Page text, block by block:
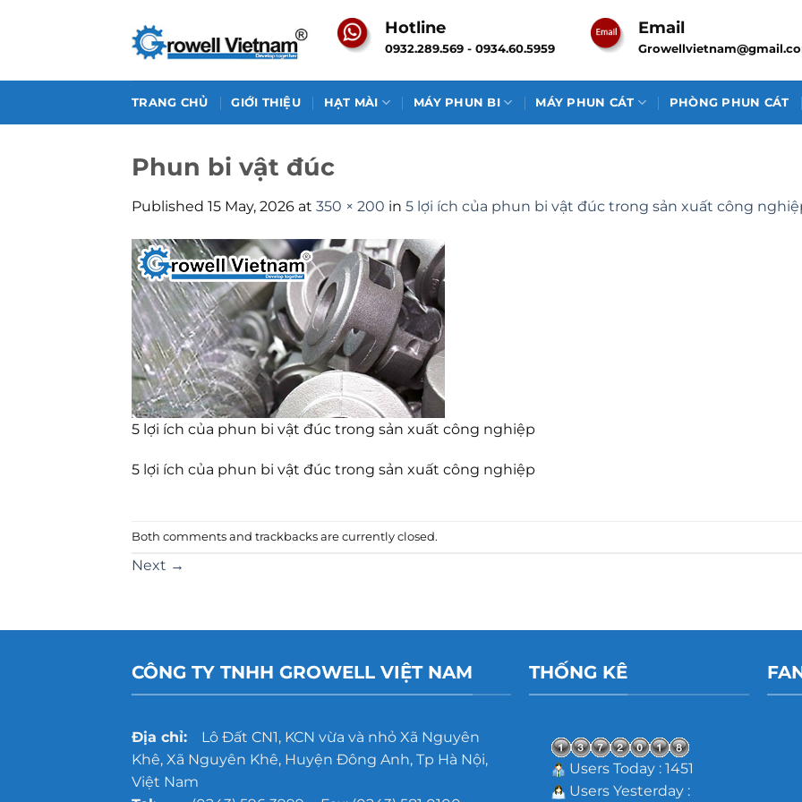
Hotline
0932.289.569 - 0934.60.5959
Email
TRANG CHỦ GIỚI THIỆU HẠT MÀI MÁY PHUN BI MÁY PHUN CÁT PHÒNG PHUN CÁT
Phun bi vật đúc
Published 15 May, 2026 at 350 × 200 in 5 lợi ích của phun bi vật đúc trong sản xuất công
5 lợi ích của phun bi vật đúc trong sản xuất công nghiệp
5 lợi ích của phun bi vật đúc trong sản xuất công nghiệp
Both comments and trackbacks are currently closed.
Next →
CÔNG TY TNHH GROWELL VIỆT NAM
Địa chỉ:Lô Đất CN1, KCN vừa và nhỏ Xã Nguyên
Khê, Xã Nguyên Khê, Huyện Đông Anh, Tp Hà Nội,
Việt Nam
THỐNG KÊ
Users Today : 1451
Users Yesterday :